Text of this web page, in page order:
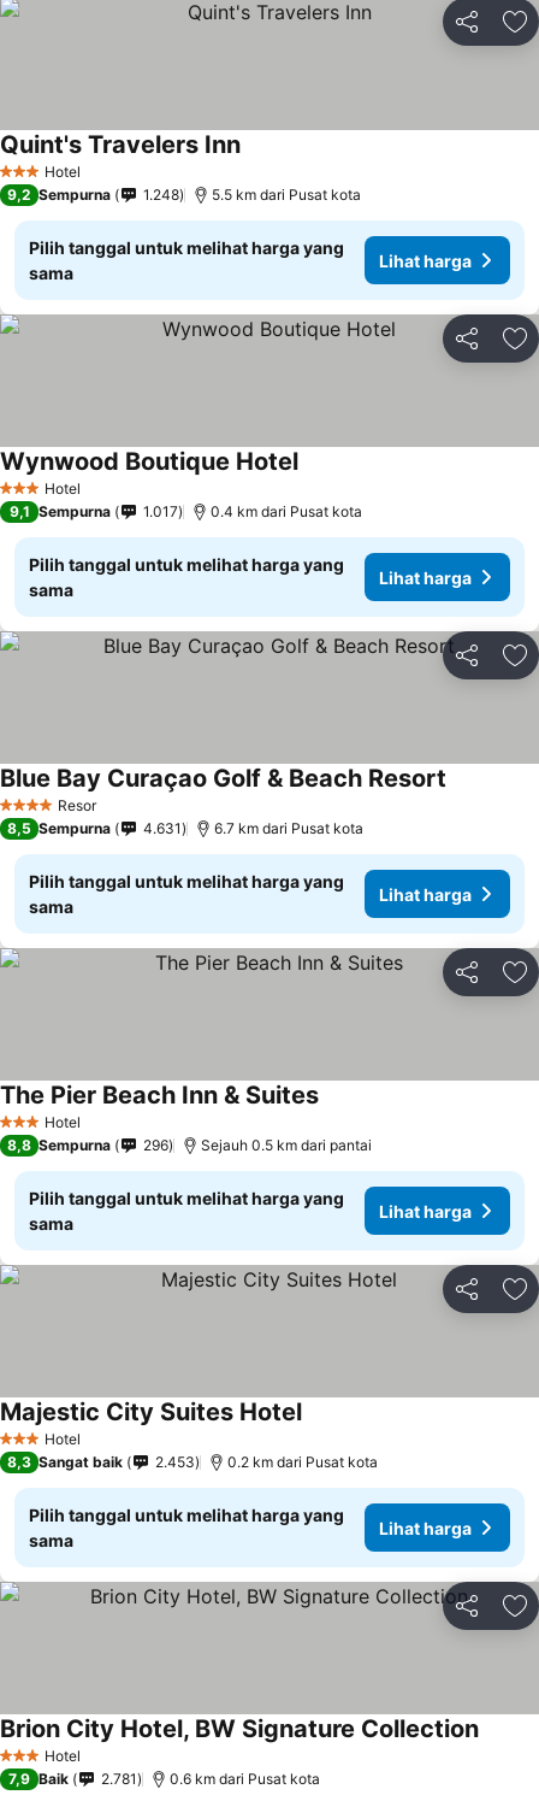
Bagikan
3 BintangHotel
Quint's Travelers Inn
9,2 Sempurna 1.248 5.5 km dari Pusat kota
Pilih tanggal untuk melihat harga yang
sama
Lihat harga
Bagikan
3 BintangHotel
Wynwood Boutique Hotel
9,1 Sempurna 1.017 0.4 km dari Pusat kota
Pilih tanggal untuk melihat harga yang
sama
Lihat harga
Bagikan
4 BintangResor
Blue Bay Curaçao Golf & Beach Resort
8,5 Sempurna 4.631 6.7 km dari Pusat kota
Pilih tanggal untuk melihat harga yang
sama
Lihat harga
Bagikan
3 BintangHotel
The Pier Beach Inn & Suites
8,8 Sempurna 296 Sejauh 0.5 km dari pantai
Pilih tanggal untuk melihat harga yang
sama
Lihat harga
Bagikan
3 BintangHotel
Majestic City Suites Hotel
8,3 Sangat baik 2.453 0.2 km dari Pusat kota
Pilih tanggal untuk melihat harga yang
sama
Lihat harga
Bagikan
3 BintangHotel
Brion City Hotel, BW Signature Collection
7,9 Baik 2.781 0.6 km dari Pusat kota